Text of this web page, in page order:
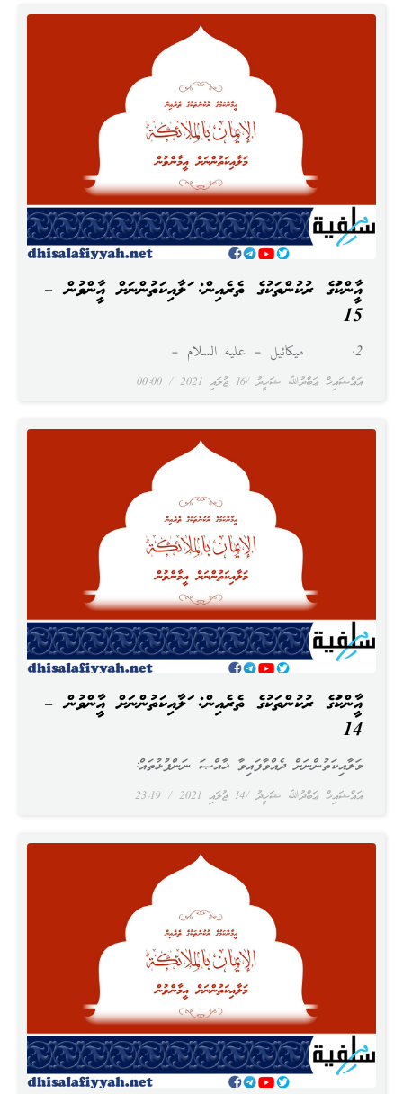
އީމާންކަމުގެ ރުކުންތަކުގެ ތެރެއިން: މަލާއިކަތުންނަށް އީމާންވުން –
15
އައްޝައިޚް ޢަބްދުﷲ ޝަހީދު 16 ޖުލައި 2021
2. ميكائيل – عليه السلام –
އީމާންކަމުގެ ރުކުންތަކުގެ ތެރެއިން: މަލާއިކަތުންނަށް އީމާންވުން –
14
އައްޝައިޚް ޢަބްދުﷲ ޝަހީދު 14 ޖުލައި 2021
މަލާއިކަތުންނަށް ދެއްވާފައިވާ ޚާއްޞަ ނަންފުޅުތައް: